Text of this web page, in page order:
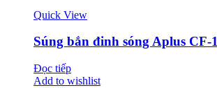
Quick View
Súng bắn đinh sóng Aplus CF-
Đọc tiếp
Add to wishlist